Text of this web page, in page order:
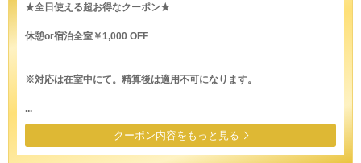
★全日使える超お得なクーポン★
休憩or宿泊全室￥1,000 OFF
※対応は在室中にて。精算後は適用不可になります。
...
クーポン内容をもっと見る